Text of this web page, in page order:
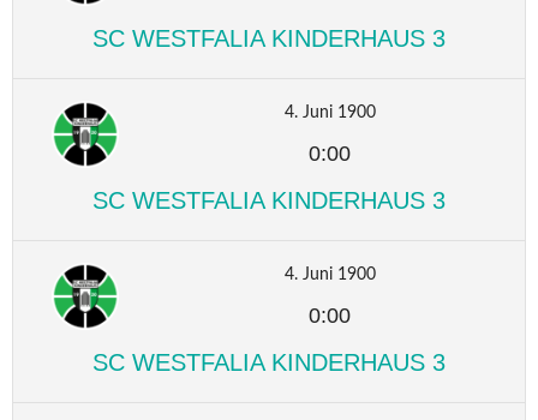
SC WESTFALIA KINDERHAUS 3
4. Juni 1900
0:00
SC WESTFALIA KINDERHAUS 3
4. Juni 1900
0:00
SC WESTFALIA KINDERHAUS 3